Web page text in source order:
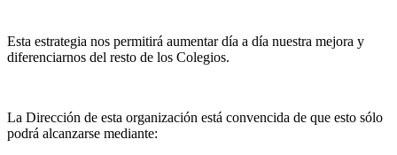
Esta estrategia nos permitirá aumentar día a día nuestra mejora y
diferenciarnos del resto de los Colegios.
La Dirección de esta organización está convencida de que esto sólo
podrá alcanzarse mediante: